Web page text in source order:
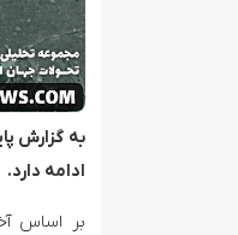
به گزارش
ادامه دارد.
بر اساس